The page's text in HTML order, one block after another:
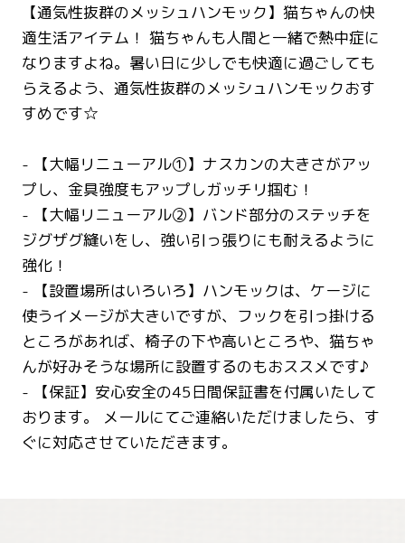
【通気性抜群のメッシュハンモック】猫ちゃんの快
適生活アイテム！ 猫ちゃんも人間と一緒で熱中症に
なりますよね。暑い日に少しでも快適に過ごしても
らえるよう、通気性抜群のメッシュハンモックおす
すめです☆
- 【大幅リニューアル①】ナスカンの大きさがアッ
プし、金具強度もアップしガッチリ掴む！
- 【大幅リニューアル②】バンド部分のステッチを
ジグザグ縫いをし、強い引っ張りにも耐えるように
強化！
- 【設置場所はいろいろ】ハンモックは、ケージに
使うイメージが大きいですが、フックを引っ掛ける
ところがあれば、椅子の下や高いところや、猫ちゃ
んが好みそうな場所に設置するのもおススメです♪
- 【保証】安心安全の45日間保証書を付属いたして
おります。 メールにてご連絡いただけましたら、す
ぐに対応させていただきます。